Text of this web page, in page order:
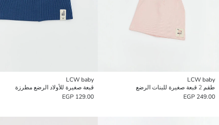
LCW baby
طقم 2 قبعة صغيرة للبنات الرضع
249.00 EGP
LCW baby
قبعة صغيرة للأولاد الرضع مطرزة
129.00 EGP